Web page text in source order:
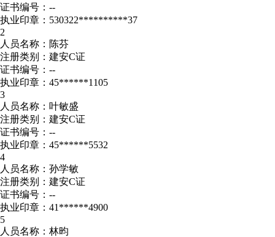
证书编号：--
执业印章：530322**********37
2
人员名称：陈芬
注册类别：建安C证
证书编号：--
执业印章：45******1105
3
人员名称：叶敏盛
注册类别：建安C证
证书编号：--
执业印章：45******5532
4
人员名称：孙学敏
注册类别：建安C证
证书编号：--
执业印章：41******4900
5
人员名称：林昀